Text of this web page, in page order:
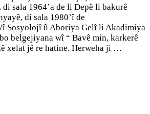
sala 1964’a de li Depê li bakurê
di sala 1980’î de
Sosyolojî û Aboriya Gelî li Akadimiya
belgejiyana wî “ Bavê min, karkerê
xelat jê re hatine. Herweha ji …